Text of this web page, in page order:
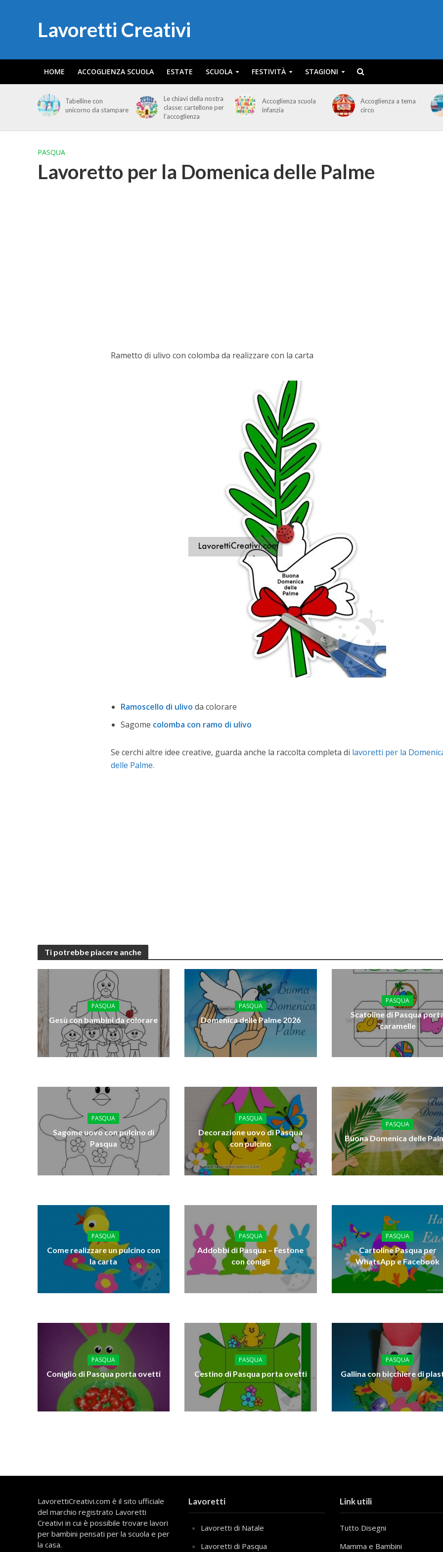
Lavoretti Creativi
HOME ACCOGLIENZA SCUOLA ESTATE SCUOLA FESTIVITÀ STAGIONI
Tabelline con
unicorno da stampare
Le chiavi della nostra
classe: cartellone per
l’accoglienza
Accoglienza scuola
infanzia
Accoglienza a tema
circo
PASQUA
Lavoretto per la Domenica delle Palme
Rametto di ulivo con colomba da realizzare con la carta
Ramoscello di ulivo da colorare
Sagome colomba con ramo di ulivo
Se cerchi altre idee creative, guarda anche la raccolta completa di lavoretti per la
delle Palme.
Ti potrebbe piacere anche
PASQUA
Gesù con bambini da colorare
PASQUA
Domenica delle Palme 2026
PASQUA
Scatoline di Pasqua
caramelle
PASQUA
Sagome uovo con pulcino di
Pasqua
PASQUA
Decorazione uovo di Pasqua
con pulcino
PASQUA
Buona Domenica delle
PASQUA
Come realizzare un pulcino con
la carta
PASQUA
Addobbi di Pasqua – Festone
con conigli
PASQUA
Cartoline Pasqua per
WhatsApp e Facebook
PASQUA
Coniglio di Pasqua porta ovetti
PASQUA
Cestino di Pasqua porta ovetti
PASQUA
Gallina con bicchiere di
LavorettiCreativi.com è il sito ufficiale
del marchio registrato Lavoretti
Creativi in cui è possibile trovare lavori
per bambini pensati per la scuola e per
la casa.
Lavoretti
Lavoretti di Natale
Lavoretti di Pasqua
Link utili
Tutto Disegni
Mamma e Bambini